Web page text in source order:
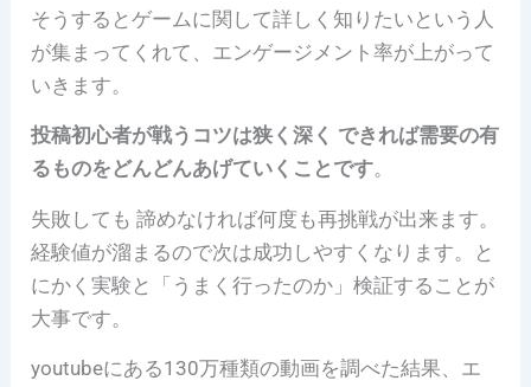
そうするとゲームに関して詳しく知りたいという人
が集まってくれて、エンゲージメント率が上がって
いきます。
投稿初心者が戦うコツは狭く深く できれば需要の有
るものをどんどんあげていくことです。
失敗しても 諦めなければ何度も再挑戦が出来ます。
経験値が溜まるので次は成功しやすくなります。と
にかく実験と「うまく行ったのか」検証することが
大事です。
youtubeにある130万種類の動画を調べた結果、エ